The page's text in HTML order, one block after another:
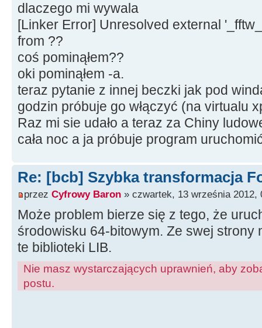
dlaczego mi wywala
[Linker Error] Unresolved external
from ??
coś pominąłem??
oki pominąłem -a.
teraz pytanie z innej beczki jak pod
godzin próbuje go włączyć (na virtualu
Raz mi sie udało a teraz za Chiny
cała noc a ja próbuje program
Re: [bcb] Szybka transformacja
przez Cyfrowy Baron » czwartek, 13 września 2012,
Może problem bierze się z tego, że
środowisku 64-bitowym. Ze swej strony
te biblioteki LIB.
Nie masz wystarczających uprawnień, aby
postu.